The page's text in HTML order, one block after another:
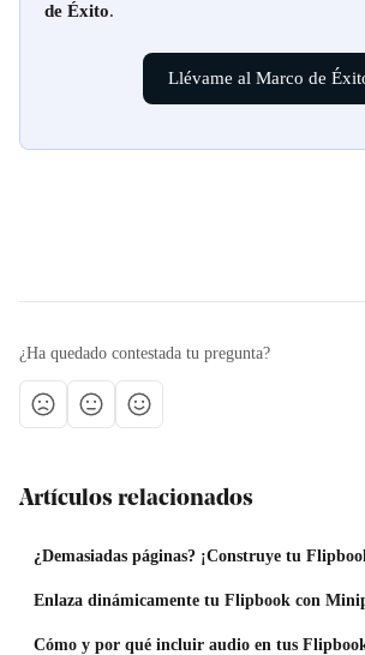
de Éxito.
Llévame al Marco de
¿Ha quedado contestada tu pregunta?
Artículos relacionados
¿Demasiadas páginas? ¡Construye tu
Enlaza dinámicamente tu Flipbook con
Cómo y por qué incluir audio en tus